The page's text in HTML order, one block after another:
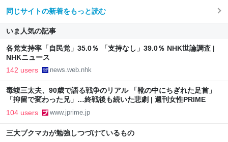
同じサイトの新着をもっと読む
いま人気の記事
各党支持率「自民党」35.0％ 「支持なし」39.0％ NHK世論調査 |
NHKニュース
142 users news.web.nhk
毒蝮三太夫、90歳で語る戦争のリアル 「靴の中にちぎれた足首」
「抑留で変わった兄」…終戦後も続いた悲劇 | 週刊女性PRIME
104 users www.jprime.jp
三大ブクマカが勉強しつづけているもの